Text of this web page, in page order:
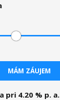
MÁM ZÁUJEM
pri 4.20 % p. a.